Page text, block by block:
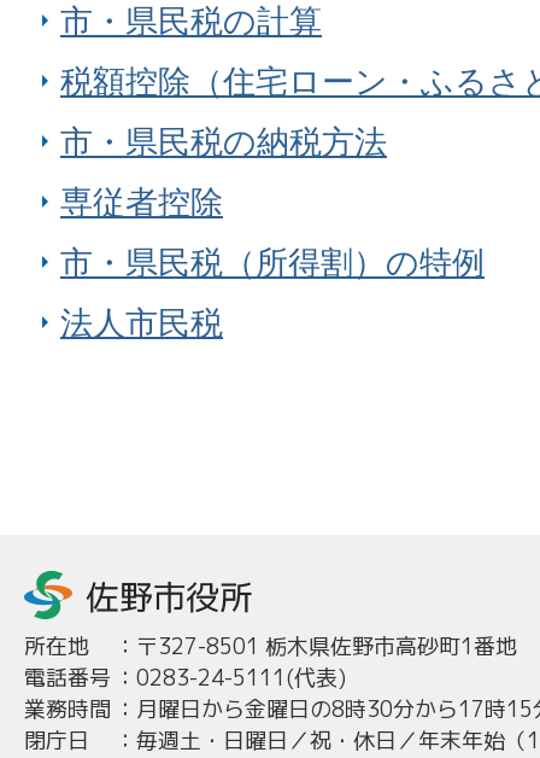
市・県民税の計算
税額控除（住宅ローン・ふるさ
市・県民税の納税方法
専従者控除
市・県民税（所得割）の特例
法人市民税
所在地 ： 〒327-8501 栃木県佐野市高砂町1番地
電話番号 ： 0283-24-5111(代表)
業務時間 ： 月曜日から金曜日の8時30分から17時15
閉庁日
： 毎週土・日曜日／祝・休日／年末年始